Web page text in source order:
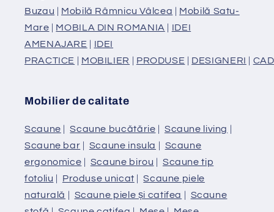
Buzau | Mobilă Râmnicu Vâlcea | Mobilă Satu-
Mare | MOBILA DIN ROMANIA | IDEI
AMENAJARE | IDEI
PRACTICE | MOBILIER | PRODUSE | DESIGNERI |
Mobilier de calitate
Scaune |Scaune bucătărie | Scaune living |
Scaune bar | Scaune insula | Scaune
ergonomice | Scaune birou | Scaune tip
fotoliu | Produse unicat |Scaune piele
naturală | Scaune piele și catifea | Scaune